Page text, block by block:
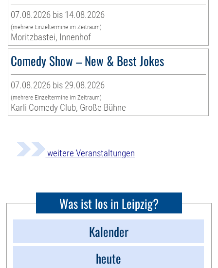
07.08.2026 bis 14.08.2026
(mehrere Einzeltermine im Zeitraum)
Moritzbastei, Innenhof
Comedy Show – New & Best Jokes
07.08.2026 bis 29.08.2026
(mehrere Einzeltermine im Zeitraum)
Karli Comedy Club, Große Bühne
weitere Veranstaltungen
Was ist los in Leipzig?
Kalender
heute